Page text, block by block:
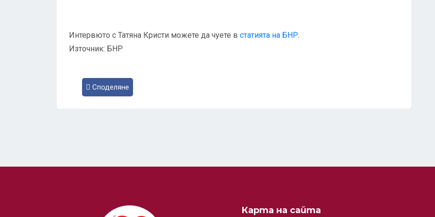
Интервюто с Татяна Кристи можете да чуете в статията на БНР.
Източник: БНР
Споделяне
Карта на сайта